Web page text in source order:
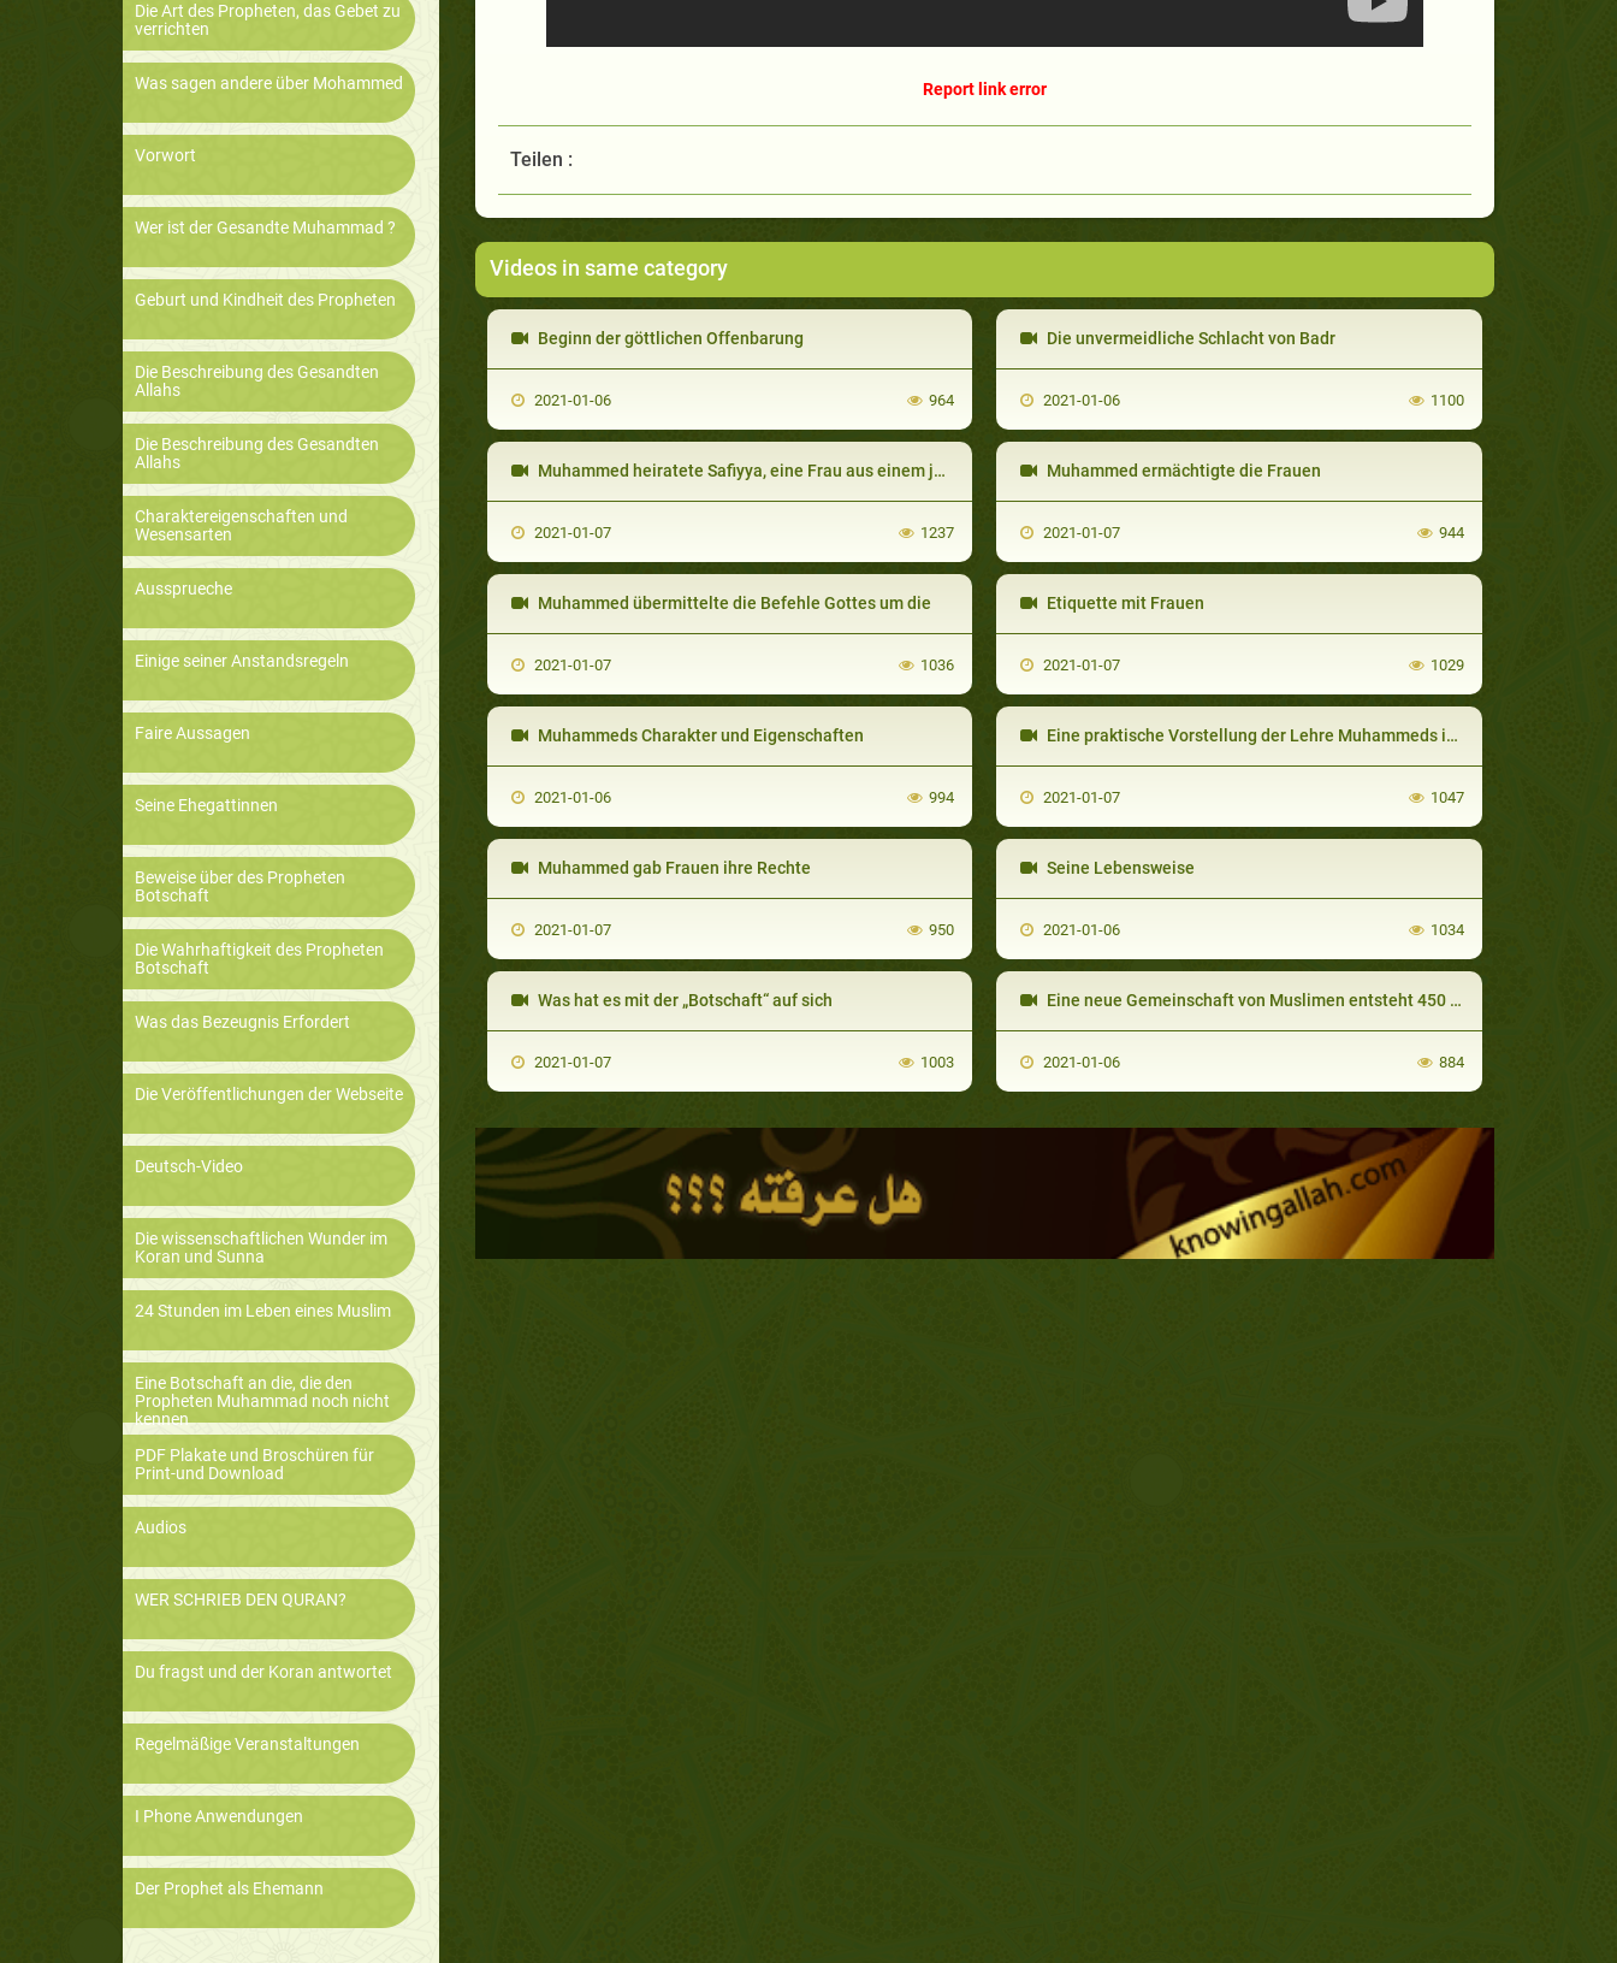
Die Art des Propheten, das Gebet zu
verrichten
Was sagen andere über Mohammed
Vorwort
Wer ist der Gesandte Muhammad ?
Geburt und Kindheit des Propheten
Die Beschreibung des Gesandten
Allahs
Die Beschreibung des Gesandten
Allahs
Charaktereigenschaften und
Wesensarten
Aussprueche
Einige seiner Anstandsregeln
Faire Aussagen
Seine Ehegattinnen
Beweise über des Propheten
Botschaft
Die Wahrhaftigkeit des Propheten
Botschaft
Was das Bezeugnis Erfordert
Die Veröffentlichungen der Webseite
Deutsch-Video
Die wissenschaftlichen Wunder im
Koran und Sunna
24 Stunden im Leben eines Muslim
Eine Botschaft an die, die den
Propheten Muhammad noch nicht
kennen
PDF Plakate und Broschüren für
Print-und Download
Audios
WER SCHRIEB DEN QURAN?
Du fragst und der Koran antwortet
Regelmäßige Veranstaltungen
I Phone Anwendungen
Der Prophet als Ehemann
Report link error
Teilen :
Videos in same category
Beginn der göttlichen Offenbarung
2021-01-06 964
Die unvermeidliche Schlacht von Badr
2021-01-06 1100
Muhammed heiratete Safiyya, eine Frau aus einem jüdischen Stamm
2021-01-07 1237
Muhammed ermächtigte die Frauen
2021-01-07 944
Muhammed übermittelte die Befehle Gottes um die
2021-01-07 1036
Etiquette mit Frauen
2021-01-07 1029
Muhammeds Charakter und Eigenschaften
2021-01-06 994
Eine praktische Vorstellung der Lehre Muhammeds in Abessinien
2021-01-07 1047
Muhammed gab Frauen ihre Rechte
2021-01-07 950
Seine Lebensweise
2021-01-06 1034
Was hat es mit der „Botschaft“ auf sich
2021-01-07 1003
Eine neue Gemeinschaft von Muslimen entsteht 450 km nördlich von Mekka
2021-01-06 884